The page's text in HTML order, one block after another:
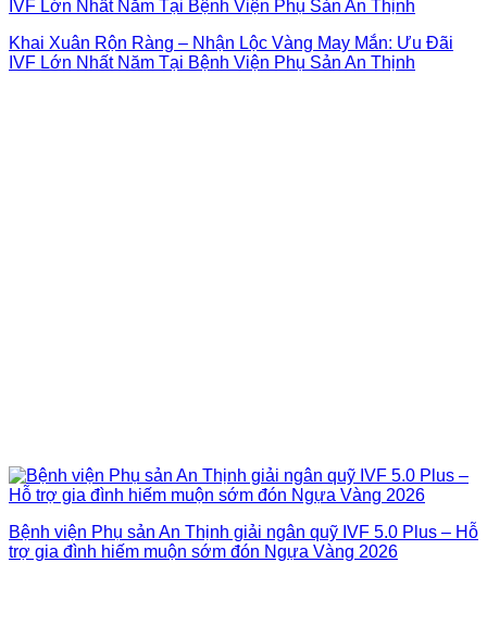
Khai Xuân Rộn Ràng – Nhận Lộc Vàng May Mắn: Ưu Đãi
IVF Lớn Nhất Năm Tại Bệnh Viện Phụ Sản An Thịnh
Bệnh viện Phụ sản An Thịnh giải ngân quỹ IVF 5.0 Plus – Hỗ
trợ gia đình hiếm muộn sớm đón Ngựa Vàng 2026